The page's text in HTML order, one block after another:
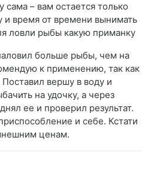
сама – вам остается только
и время от времени вынимать
ловли рыбы какую приманку
больше рыбы, чем на
к применению, так как
вершу в воду и
на удочку, а через
ее и проверил результат.
и себе. Кстати
ценам.